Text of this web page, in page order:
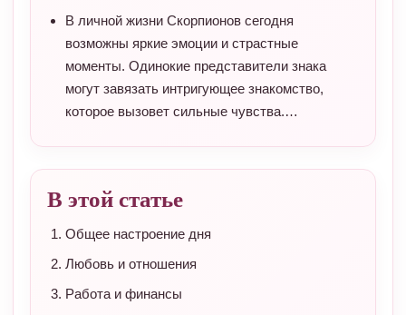
В личной жизни Скорпионов сегодня
возможны яркие эмоции и страстные
моменты. Одинокие представители знака
могут завязать интригующее знакомство,
которое вызовет сильные чувства.…
В этой статье
Общее настроение дня
Любовь и отношения
Работа и финансы